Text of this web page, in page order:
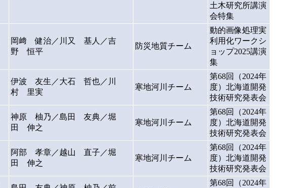
土木研究所講演
会特集
岡﨑 健治／川又 基人／吉
野 恒平
防災地質チーム
動的画像処理実
利用化ワークシ
ョップ2025講演
集
伊波 友生／大石 哲也／川
村 里実
寒地河川チーム
第68回（2024年
度）北海道開発
技術研究発表会
神原 柚乃／島田 友典／堀
田 伸之
寒地河川チーム
第68回（2024年
度）北海道開発
技術研究発表会
阿部 孝章／越山 直子／堀
田 伸之
寒地河川チーム
第68回（2024年
度）北海道開発
技術研究発表会
第68回（2024年